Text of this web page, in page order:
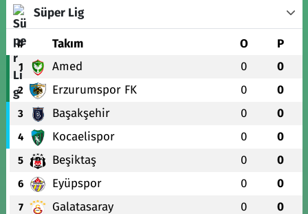
Süper Lig
# Takım O P
1 Amed 0 0
2 Erzurumspor FK 0 0
3 Başakşehir 0 0
4 Kocaelispor 0 0
5 Beşiktaş 0 0
6 Eyüpspor 0 0
7 Galatasaray 0 0